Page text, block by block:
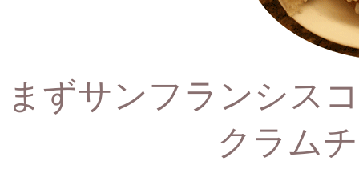
まずサンフランシス
クラム